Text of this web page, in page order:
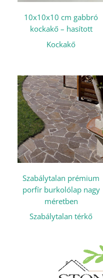
10x10x10 cm gabbró
kockakő – hasított
Kockakő
Szabálytalan prémium
porfír burkolólap nagy
méretben
Szabálytalan térkő